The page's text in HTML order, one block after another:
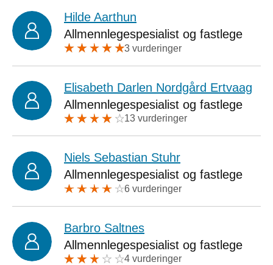
Hilde Aarthun
Allmennlegespesialist og fastlege
3 vurderinger
Elisabeth Darlen Nordgård Ertvaag
Allmennlegespesialist og fastlege
13 vurderinger
Niels Sebastian Stuhr
Allmennlegespesialist og fastlege
6 vurderinger
Barbro Saltnes
Allmennlegespesialist og fastlege
4 vurderinger